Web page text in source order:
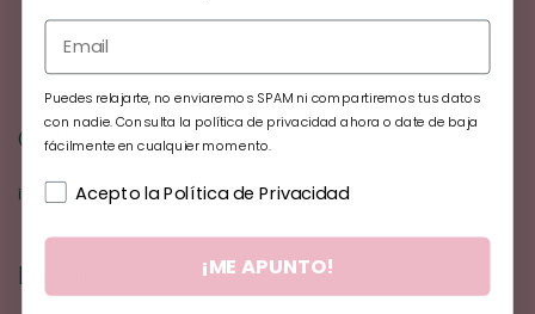
Contacto
info@2lunas.com
Lunitas
Puedes relajarte, no enviaremos SPAM ni compartiremos tus datos
con nadie. Consulta la política de privacidad ahora o date de baja
fácilmente en cualquier momento.
Acepto la Política de Privacidad
¡ME APUNTO!